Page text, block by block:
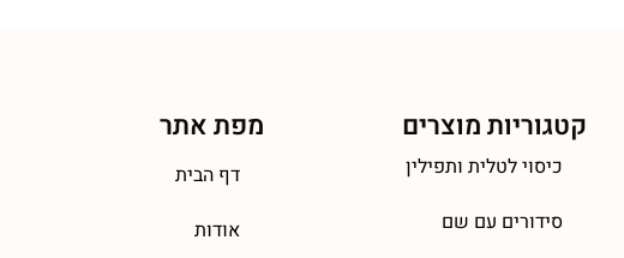
קטגוריות מוצרים
כיסוי לטלית ותפילין
סידורים עם שם
מפת אתר
דף הבית
אודות